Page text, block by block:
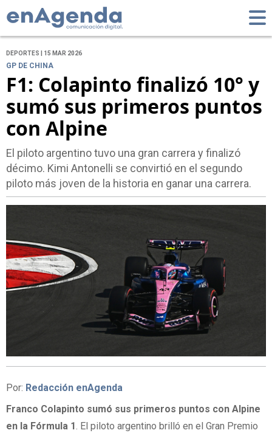
DEPORTES | 15 MAR 2026
GP DE CHINA
F1: Colapinto finalizó 10° y
sumó sus primeros puntos
con Alpine
El piloto argentino tuvo una gran carrera y finalizó
décimo. Kimi Antonelli se convirtió en el segundo
piloto más joven de la historia en ganar una carrera.
Por: Redacción enAgenda
Franco Colapinto sumó sus primeros puntos con Alpine
en la Fórmula 1. El piloto argentino brilló en el Gran Premio